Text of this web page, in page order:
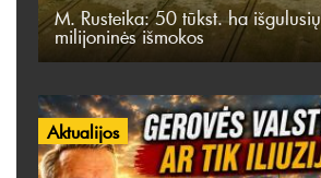
M. Rusteika: 50 tūkst. ha
milijoninės išmokos
Aktualijos